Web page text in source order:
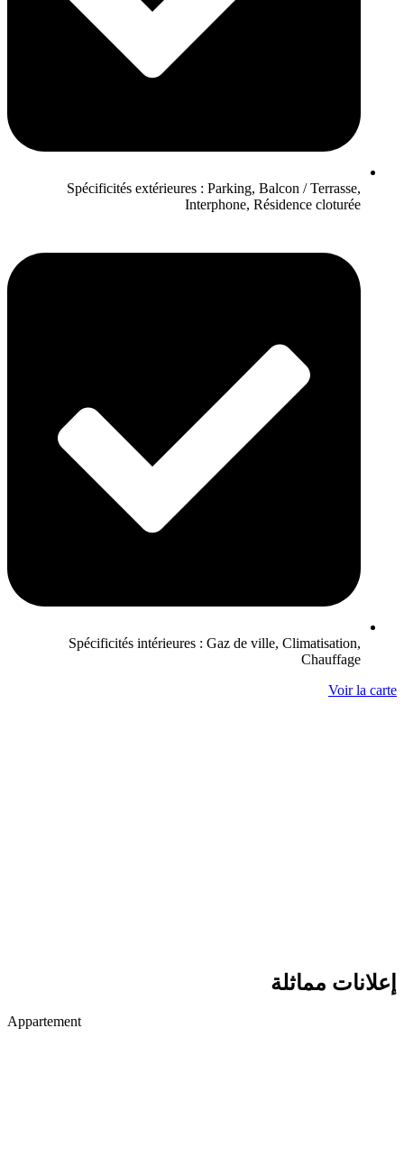
Spécificités extérieures : Parking, Balcon / Terrasse,
Interphone, Résidence cloturée
Spécificités intérieures : Gaz de ville, Climatisation,
Chauffage
Voir la carte
إعلانات مماثلة
Appartement